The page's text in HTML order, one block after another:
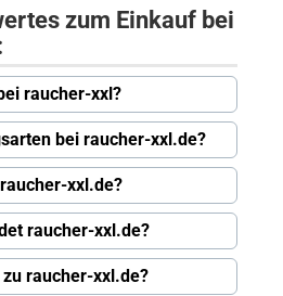
zum Einkauf bei
raucher-xxl?
bei raucher-xxl.de?
xxl.de?
raucher-xxl.de?
raucher-xxl.de?